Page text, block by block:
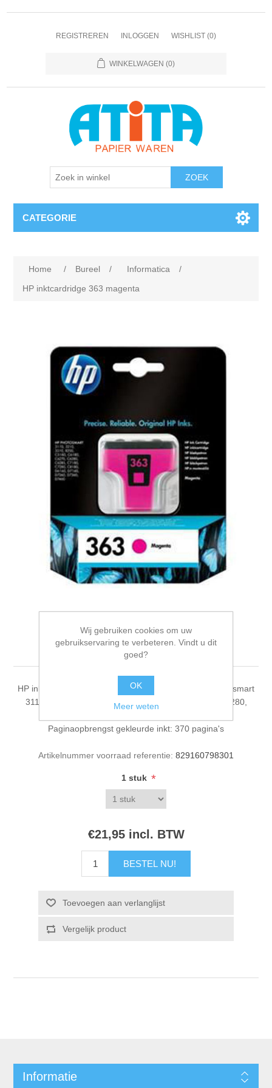
REGISTREREN INLOGGEN WISHLIST (0)
WINKELWAGEN (0)
CATEGORIE
Home / Bureel / Informatica
/
HP inktcardridge 363 magenta
HP inktcardridge 363
magenta
HP inktcardridge 363 magenta Compatibiliteit: HP Photosmart
3110, 3210, 3310, C5180, C6180, C6280, C7180, C7280,
Paginaopbrengst gekleurde inkt: 370 pagina's
Artikelnummer voorraad referentie: 829160798301
1 stuk *
€21,95 incl. BTW
Informatie
Wij gebruiken cookies om uw
gebruikservaring te verbeteren. Vindt u dit
goed?
OK
Meer weten